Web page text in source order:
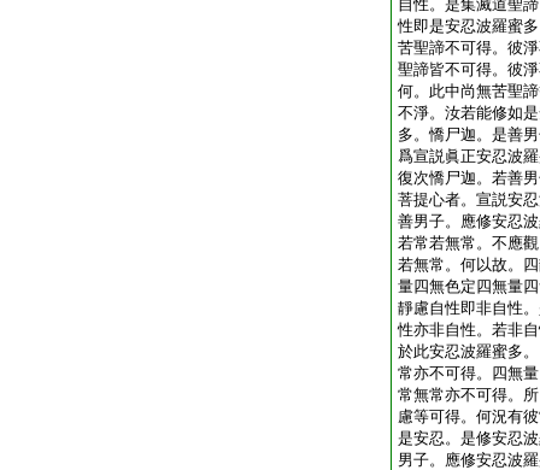
自性。是集滅道聖
性即是安忍波羅蜜
苦聖諦不可得。彼
聖諦皆不可得。彼
何。此中尚無苦聖
不淨。汝若能修如
多。憍尸迦。是善
爲宣説眞正安忍波
復次憍尸迦。若善
菩提心者。宣説安
善男子。應修安忍
若常若無常。不應
若無常。何以故。
量四無色定四無量
靜慮自性即非自性
性亦非自性。若非
於此安忍波羅蜜多
常亦不可得。四無
常無常亦不可得。
慮等可得。何況有
是安忍。是修安忍
男子。應修安忍波